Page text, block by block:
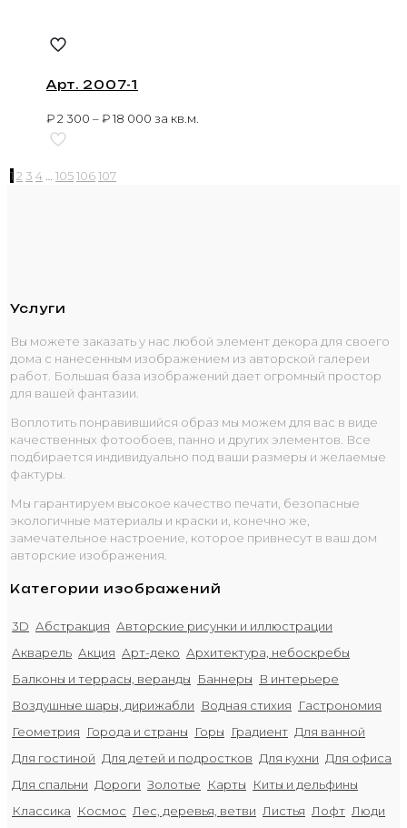
Арт. 2007-1
₽2 300 –₽18 000 за кв.м.
1 2 3 4 105106107
Услуги
Вы можете заказать у нас любой элемент декора для своего
дома с нанесенным изображением из авторской галереи
работ. Большая база изображений дает огромный простор
для вашей фантазии.
Воплотить понравившийся образ мы можем для вас в виде
качественных фотообоев, панно и других элементов. Все
подбирается индивидуально под ваши размеры и желаемые
фактуры.
Мы гарантируем высокое качество печати, безопасные
экологичные материалы и краски и, конечно же,
замечательное настроение, которое привнесут в ваш дом
авторские изображения.
Категории изображений
3D Абстракция Авторские рисунки и иллюстрации
Акварель Акция Арт-деко Архитектура, небоскребы
Балконы и террасы, веранды
Баннеры
В интерьере
Воздушные шары, дирижабли
Водная стихия
Гастрономия
Геометрия
Города и страны Горы Градиент Для ванной
Для гостиной Для детей и подростков Для кухни Для офиса
Для спальни Дороги Золотые Карты
Киты и дельфины
Классика
Космос Лес, деревья, ветви Листья Лофт Люди